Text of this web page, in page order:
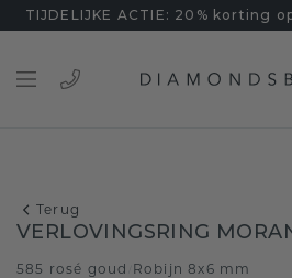
TIJDELIJKE ACTIE: 20% korting
Terug
VERLOVINGSRING
585 rosé goud Robijn 8x6 mm